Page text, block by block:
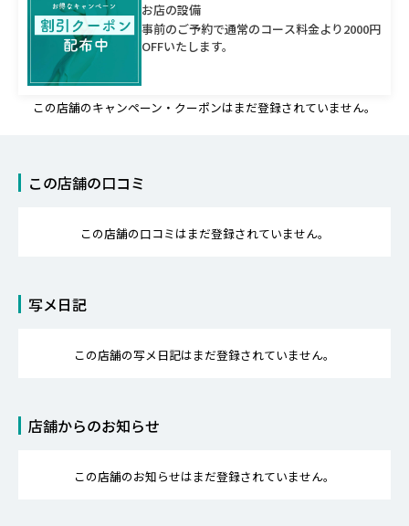
お店の設備
事前のご予約で通常のコース料金より2000円
OFFいたします。
この店舗のキャンペーン・クーポンはまだ登録されていません。
この店舗の口コミ
この店舗の口コミはまだ登録されていません。
写メ日記
この店舗の写メ日記はまだ登録されていません。
店舗からのお知らせ
この店舗のお知らせはまだ登録されていません。